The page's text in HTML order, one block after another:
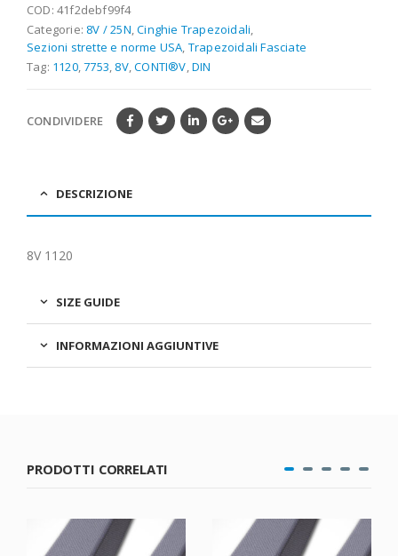
COD: 41f2debf99f4
Categorie: 8V / 25N ,Cinghie Trapezoidali
Sezioni strette e norme USA Trapezoidali Fasciate
Tag: 1120,7753 8V,CONTI®V ,DIN
CONDIVIDERE
DESCRIZIONE
8V 1120
SIZE GUIDE
INFORMAZIONI AGGIUNTIVE
PRODOTTI CORRELATI